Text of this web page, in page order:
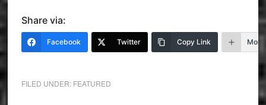
Share via:
Facebook Twitter Copy Link More
FILED UNDER: FEATURED